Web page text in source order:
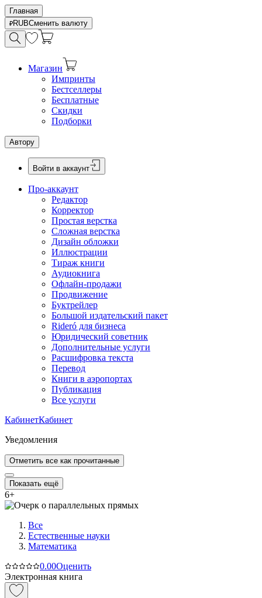
Главная
RUBСменить валюту
Магазин
Импринты
Бестселлеры
Бесплатные
Скидки
Подборки
Автору
Войти в аккаунт
Про-аккаунт
Редактор
Корректор
Простая верстка
Сложная верстка
Дизайн обложки
Иллюстрации
Тираж книги
Аудиокнига
Офлайн-продажи
Продвижение
Буктрейлер
Большой издательский пакет
Rideró для бизнеса
Юридический советник
Дополнительные услуги
Расшифровка текста
Перевод
Книги в аэропортах
Публикация
Все услуги
КабинетКабинет
Уведомления
Отметить все как прочитанные
Показать ещё
6+
Все
Естественные науки
Математика
0.00Оценить
Электронная книга